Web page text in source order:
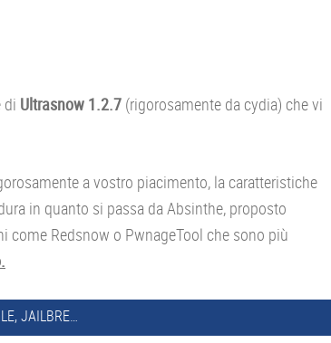
di Ultrasnow 1.2.7 (rigorosamente da cydia) che vi
a vostro piacimento, la caratteristiche
in quanto si passa da Absinthe, proposto
come Redsnow o PwnageTool che sono più
,JAILBREAK